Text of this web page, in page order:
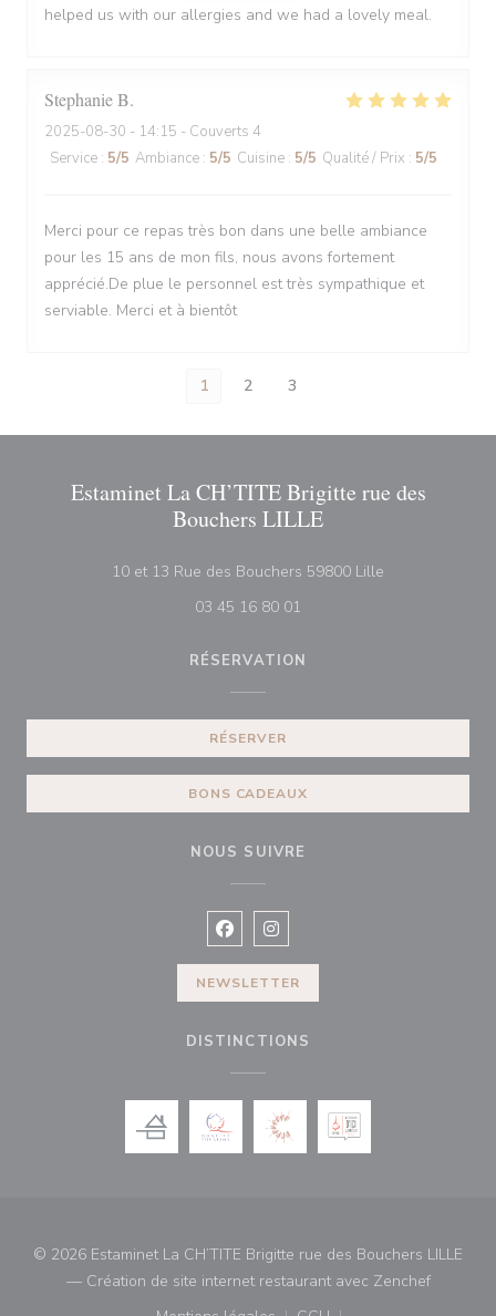
helped us with our allergies and we had a lovely meal.
StephanieB
2025-08-30 - 14:15 - Couverts 4
Service : 5/5 Ambiance : 5/5 Cuisine : 5/5 Qualité / Prix : 5/5
Merci pour ce repas très bon dans une belle ambiance
pour les 15 ans de mon fils, nous avons fortement
apprécié.De plue le personnel est très sympathique et
serviable. Merci et à bientôt
1 2 3
Estaminet La CH’TITE Brigitte rue des
Bouchers LILLE
10 et 13 Rue des Bouchers 59800 Lille
03 45 16 80 01
RÉSERVATION
RÉSERVER
BONS CADEAUX
NOUS SUIVRE
Facebook ((ouvre une nouvelle
Instagram ((ouvre une
NEWSLETTER
DISTINCTIONS
© 2026 Estaminet La CH’TITE Brigitte rue des Bouchers LILLE
— Création de site internet restaurant avec Zenchef((ouvre